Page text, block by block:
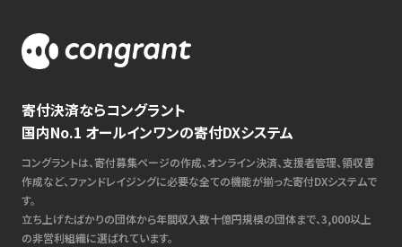
寄付決済ならコングラント
国内No.1 オールインワンの寄付DXシステム
コングラントは、寄付募集ページの作成、オンライン決済、支援者管理、領収書
作成など、ファンドレイジングに必要な全ての機能が揃った寄付DXシステムで
す。
立ち上げたばかりの団体から年間収入数十億円規模の団体まで、3,000以上
の非営利組織に選ばれています。